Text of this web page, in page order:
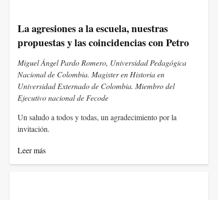
La agresiones a la escuela, nuestras
propuestas y las coincidencias con Petro
Miguel Ángel Pardo Romero, Universidad Pedagógica
Nacional de Colombia. Magister en Historia en
Universidad Externado de Colombia. Miembro del
Ejecutivo nacional de Fecode
Un saludo a todos y todas, un agradecimiento por la
invitación.
Leer más